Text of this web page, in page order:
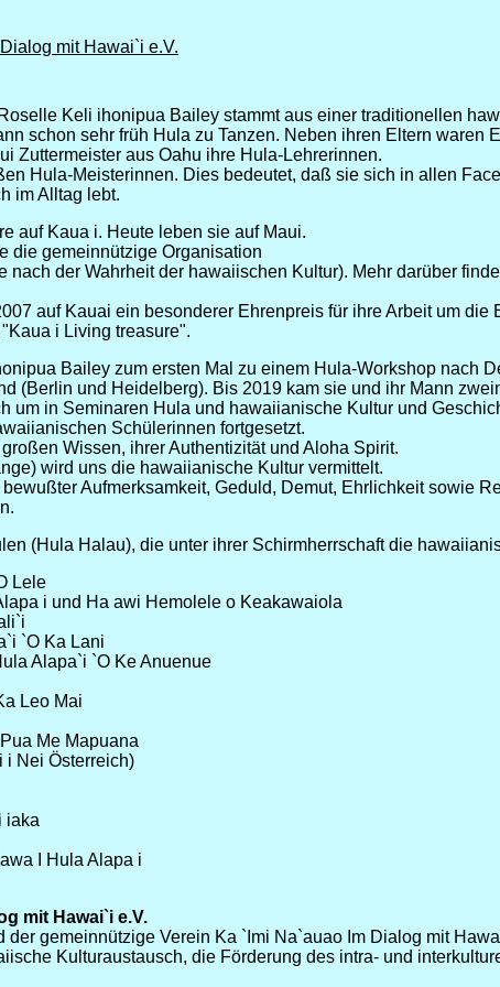
mit Hawai`i e.V.
Keli ihonipua Bailey stammt aus einer traditionellen
schon sehr früh Hula zu Tanzen. Neben ihren Eltern waren
Zuttermeister aus Oahu ihre Hula-Lehrerinnen.
Hula-Meisterinnen. Dies bedeutet, daß sie sich in allen
im Alltag lebt.
auf Kaua i. Heute leben sie auf Maui.
die gemeinnützige Organisation
nach der Wahrheit der hawaiischen Kultur). Mehr darüber
auf Kauai ein besonderer Ehrenpreis für ihre Arbeit um die
i Living treasure".
Bailey zum ersten Mal zu einem Hula-Workshop nach
(Berlin und Heidelberg). Bis 2019 kam sie und ihr Mann
um in Seminaren Hula und hawaiianische Kultur und
Schülerinnen fortgesetzt.
Wissen, ihrer Authentizität und Aloha Spirit.
wird uns die hawaiianische Kultur vermittelt.
Aufmerksamkeit, Geduld, Demut, Ehrlichkeit sowie
(Hula Halau), die unter ihrer Schirmherrschaft die
Lele
i und Ha awi Hemolele o Keakawaiola
`O Ka Lani
Alapa`i `O Ke Anuenue
Leo Mai
Me Mapuana
i Nei Österreich)
iaka
I Hula Alapa i
mit Hawai`i e.V.
gemeinnützige Verein Ka `Imi Na`auao Im Dialog mit
Kulturaustausch, die Förderung des intra- und